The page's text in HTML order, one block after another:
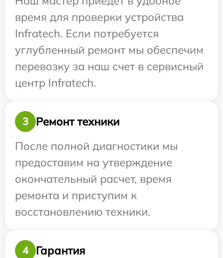
время для проверки устройства
Infratech. Если потребуется
углубленный ремонт мы обеспечим
перевозку за наш счет в сервисный
центр Infratech.
3
Ремонт техники
После полной диагностики мы
предоставим на утверждение
окончательный расчет, время
ремонта и приступим к
восстановлению техники.
4 Гарантия